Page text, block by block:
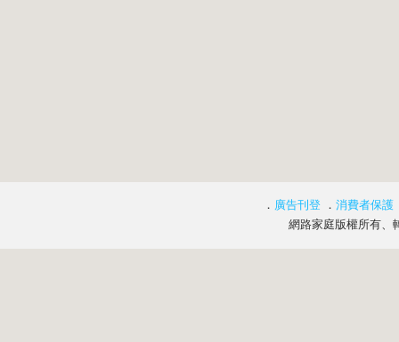
． 廣告刊登 ． 消費者保護
網路家庭版權所有、